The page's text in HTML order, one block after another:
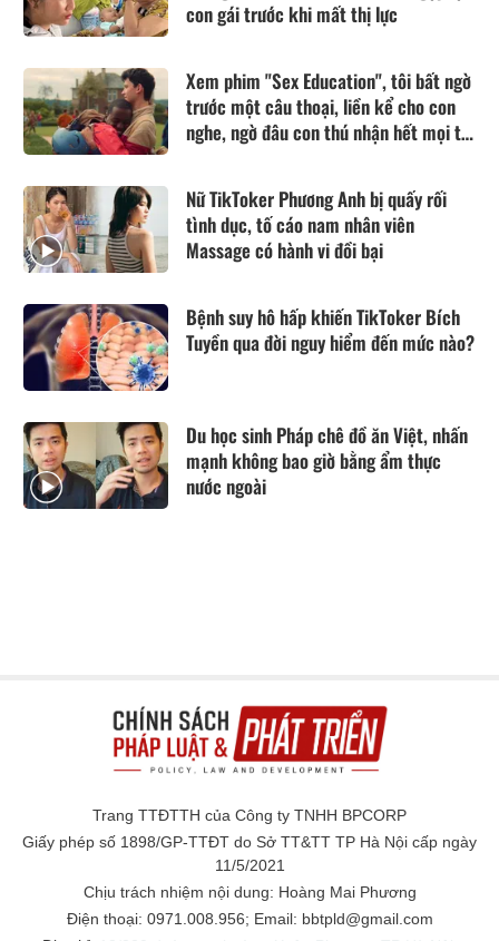
con gái trước khi mất thị lực
Xem phim "Sex Education", tôi bất ngờ
trước một câu thoại, liền kể cho con
nghe, ngờ đâu con thú nhận hết mọi tội
Nữ TikToker Phương Anh bị quấy rối
tình dục, tố cáo nam nhân viên
Massage có hành vi đồi bại
Bệnh suy hô hấp khiến TikToker Bích
Tuyền qua đời nguy hiểm đến mức nào?
Du học sinh Pháp chê đồ ăn Việt, nhấn
mạnh không bao giờ bằng ẩm thực
nước ngoài
Trang TTĐTTH của Công ty TNHH BPCORP
Giấy phép số 1898/GP-TTĐT do Sở TT&TT TP Hà Nội cấp ngày
11/5/2021
Chịu trách nhiệm nội dung: Hoàng Mai Phương
Điện thoại: 0971.008.956; Email: bbtpld@gmail.com